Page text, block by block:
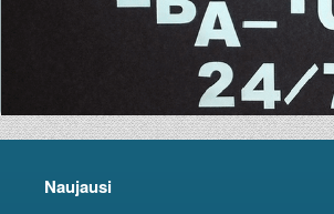
Naujausi